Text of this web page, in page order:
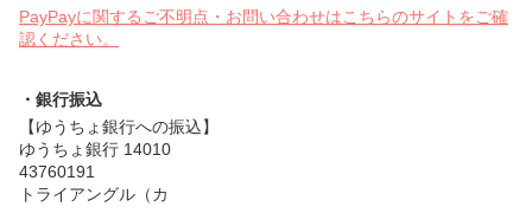
PayPayに関するご不明点・お問い合わせはこちらのサイトをご確
認ください。
・銀行振込
【ゆうちょ銀行への振込】
ゆうちょ銀行 14010
43760191
トライアングル（カ